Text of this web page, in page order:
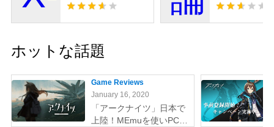
ホットな話題
Game Reviews
January 16, 2020
「アークナイツ」日本で
上陸！MEmuを使いPCで